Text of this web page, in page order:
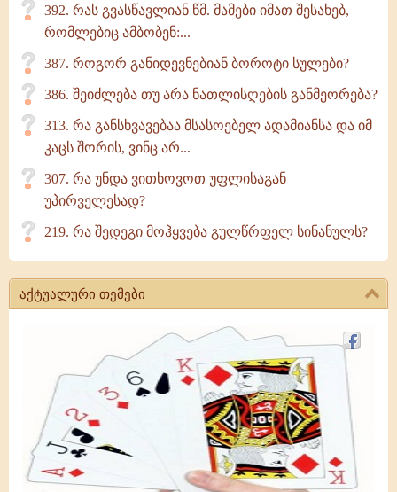
392. რას გვასწავლიან წმ. მამები იმათ შესახებ,
რომლებიც ამბობენ:...
387. როგორ განიდევნებიან ბოროტი სულები?
386. შეიძლება თუ არა ნათლისღების განმეორება?
313. რა განსხვავებაა მსასოებელ ადამიანსა და იმ
კაცს შორის, ვინც არ...
307. რა უნდა ვითხოვოთ უფლისაგან
უპირველესად?
219. რა შედეგი მოჰყვება გულწრფელ სინანულს?
აქტუალური თემები